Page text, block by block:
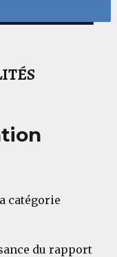
catégorie
du rapport